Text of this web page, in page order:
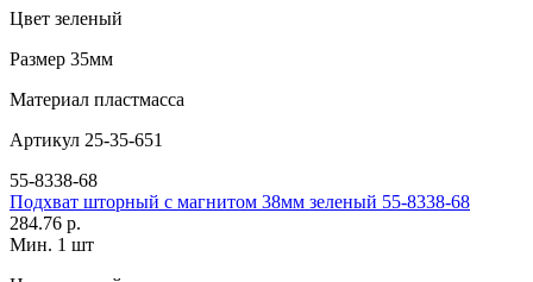
Цвет зеленый
Размер 35мм
Материал пластмасса
Артикул 25-35-651
55-8338-68
Подхват шторный с магнитом 38мм зеленый 55-8338-68
284.76 р.
Мин. 1 шт